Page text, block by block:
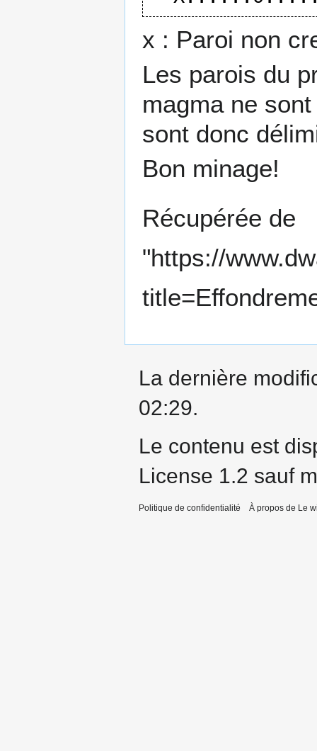
x : Paroi non
Les parois du
magmane sont
sont donc
Bon minage!
Récupérée de
"https://
La dernière
02:29.
Le contenu est
License 1.2 sauf
Politique de confidentialité À propos de Le